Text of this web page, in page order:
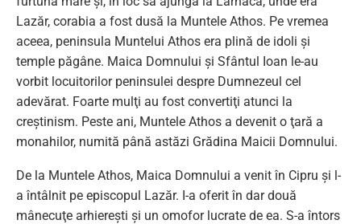
Lazăr, corabia a fost dusă la Muntele Athos. Pe vremea
aceea, peninsula Muntelui Athos era plină de idoli şi
temple păgâne. Maica Domnului şi Sfântul Ioan le-au
vorbit locuitorilor peninsulei despre Dumnezeul cel
adevărat. Foarte mulţi au fost convertiţi atunci la
creştinism. Peste ani, Muntele Athos a devenit o ţară a
monahilor, numită până astăzi Grădina Maicii Domnului.
De la Muntele Athos, Maica Domnului a venit în Cipru şi l-
a întâlnit pe episcopul Lazăr. I-a oferit în dar două
mânecuţe arhiereşti şi un omofor lucrate de ea. S-a întors